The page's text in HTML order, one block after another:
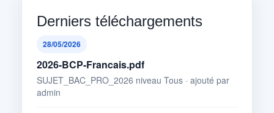
Derniers téléchargements
28/05/2026
2026-BCP-Francais.pdf
SUJET_BAC_PRO_2026 niveau Tous · ajouté par
admin